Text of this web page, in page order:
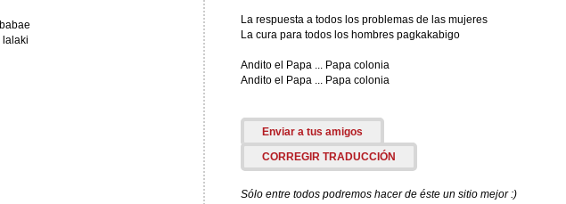
lalaki
La respuesta a todos los problemas de las mujeres
La cura para todos los hombres pagkakabigo
Andito el Papa ... Papa colonia
Andito el Papa ... Papa colonia
Enviar a tus amigos
CORREGIR TRADUCCIÓN
Sólo entre todos podremos hacer de éste un sitio mejor :)